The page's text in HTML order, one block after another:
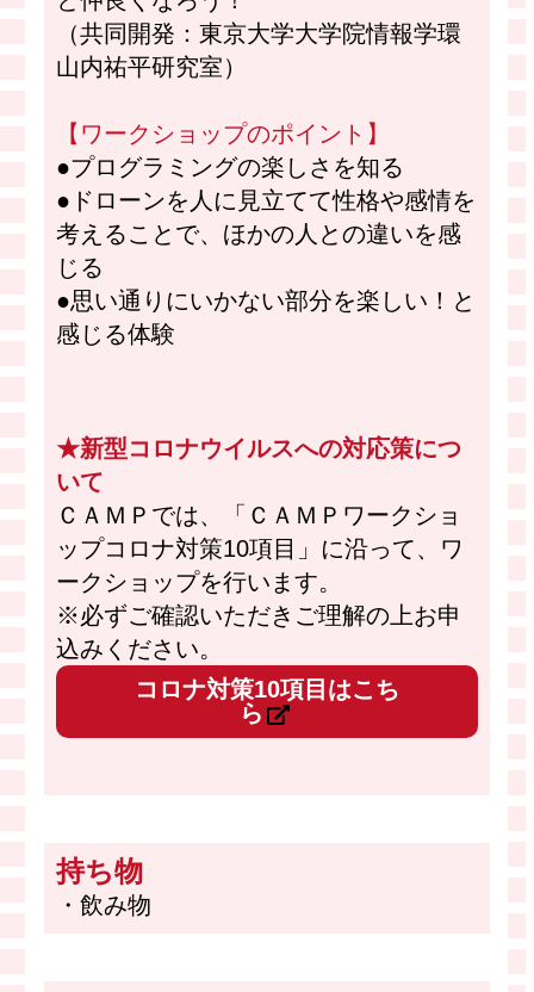
（共同開発：東京大学大学院情報学環
山内祐平研究室）
【ワークショップのポイント】
●プログラミングの楽しさを知る
●ドローンを人に見立てて性格や感情を
考えることで、ほかの人との違いを感
じる
●思い通りにいかない部分を楽しい！と
感じる体験
★新型コロナウイルスへの対応策につ
いて
ＣＡＭＰでは、「ＣＡＭＰワークショ
ップコロナ対策10項目」に沿って、ワ
ークショップを行います。
※必ずご確認いただきご理解の上お申
込みください。
コロナ対策10項目はこち
ら
持ち物
・飲み物